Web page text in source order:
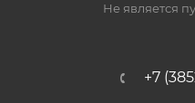
Не является
+7